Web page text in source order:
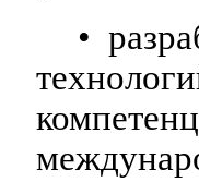
•